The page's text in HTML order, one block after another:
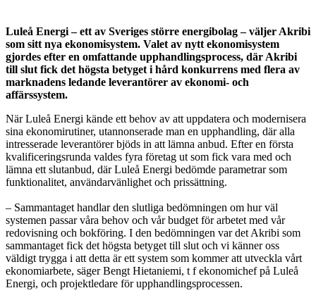
Luleå Energi – ett av Sveriges större energibolag – väljer Akribi
som sitt nya ekonomisystem. Valet av nytt ekonomisystem
gjordes efter en omfattande upphandlingsprocess, där Akribi
till slut fick det högsta betyget i hård konkurrens med flera av
marknadens ledande leverantörer av ekonomi- och
affärssystem.
När Luleå Energi kände ett behov av att uppdatera och modernisera
sina ekonomirutiner, utannonserade man en upphandling, där alla
intresserade leverantörer bjöds in att lämna anbud. Efter en första
kvalificeringsrunda valdes fyra företag ut som fick vara med och
lämna ett slutanbud, där Luleå Energi bedömde parametrar som
funktionalitet, användarvänlighet och prissättning.
– Sammantaget handlar den slutliga bedömningen om hur väl
systemen passar våra behov och vår budget för arbetet med vår
redovisning och bokföring. I den bedömningen var det Akribi som
sammantaget fick det högsta betyget till slut och vi känner oss
väldigt trygga i att detta är ett system som kommer att utveckla vårt
ekonomiarbete, säger Bengt Hietaniemi, t f ekonomichef på Luleå
Energi, och projektledare för upphandlingsprocessen.